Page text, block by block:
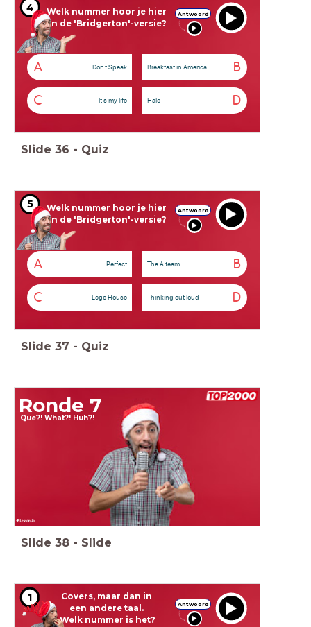
4 Antwoord
Welk nummer hoor je hier
in de 'Bridgerton'-versie?
A Don't Speak B
Breakfast in America
C It's my life D
Halo
Slide 36 - Quiz
5 Antwoord
Welk nummer hoor je hier
in de 'Bridgerton'-versie?
A Perfect B
The A team
C Lego House D
Thinking out loud
Slide 37 - Quiz
Que?! What?! Huh?!
Ronde 7
Slide 38 - Slide
1 Antwoord
Covers, maar dan in
een andere taal.
Welk nummer is het?